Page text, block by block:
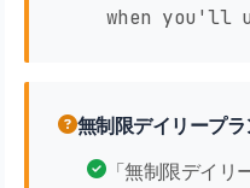
when you'll
無制限デイリープ
「無制限デイリ